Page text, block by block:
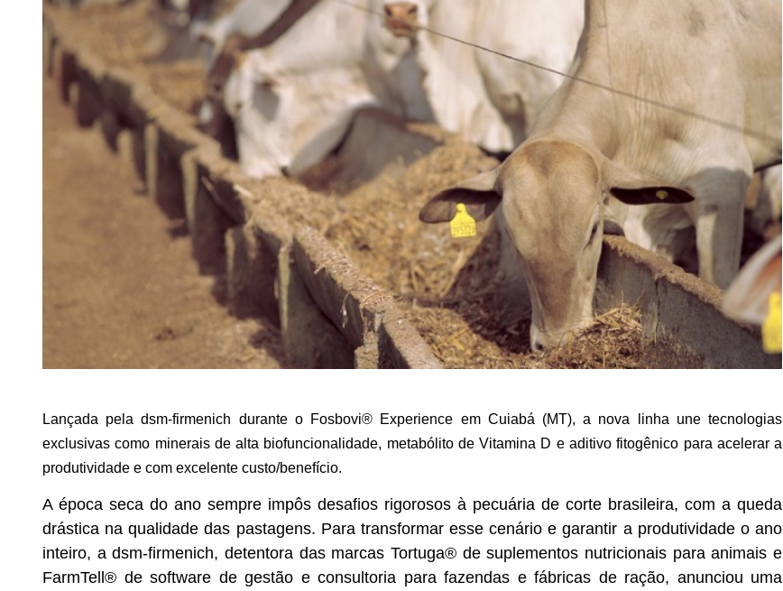
Lançada pela dsm-firmenich durante o Fosbovi® Experience em Cuiabá (MT), a nova linha une tecnologias
exclusivas como minerais de alta biofuncionalidade, metabólito de Vitamina D e aditivo fitogênico para acelerar a
produtividade e com excelente custo/benefício.
A época seca do ano sempre impôs desafios rigorosos à pecuária de corte brasileira, com a queda
drástica na qualidade das pastagens. Para transformar esse cenário e garantir a produtividade o ano
inteiro, a dsm-firmenich, detentora das marcas Tortuga® de suplementos nutricionais para animais e
FarmTell® de software de gestão e consultoria para fazendas e fábricas de ração, anunciou uma